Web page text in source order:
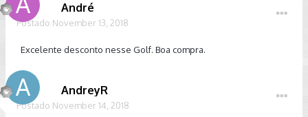
André
Postado November 13, 2018
Excelente desconto nesse Golf. Boa compra.
AndreyR
Postado November 14, 2018